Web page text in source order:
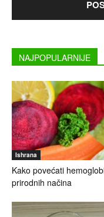
NAJPOPULARNIJE
Ishrana
Kako povećati
prirodnih načina